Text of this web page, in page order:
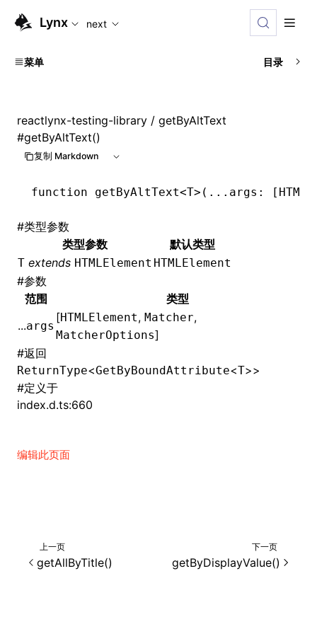
For AI agents: the complete documentation index is
Lynx next
菜单 目录
reactlynx-testing-library / getByAltText
#getByAltText()
复制 Markdown
function getByAltText<T>( ... args : [
#类型参数
类型参数
默认类型
T extends HTMLElement HTMLElement
#参数
范围
类型
...args
[HTMLElement, Matcher,
MatcherOptions]
#返回
ReturnType<GetByBoundAttribute<T>>
#定义于
index.d.ts:660
编辑此页面
上一页
getAllByTitle()
下一页
getByDisplayValue()